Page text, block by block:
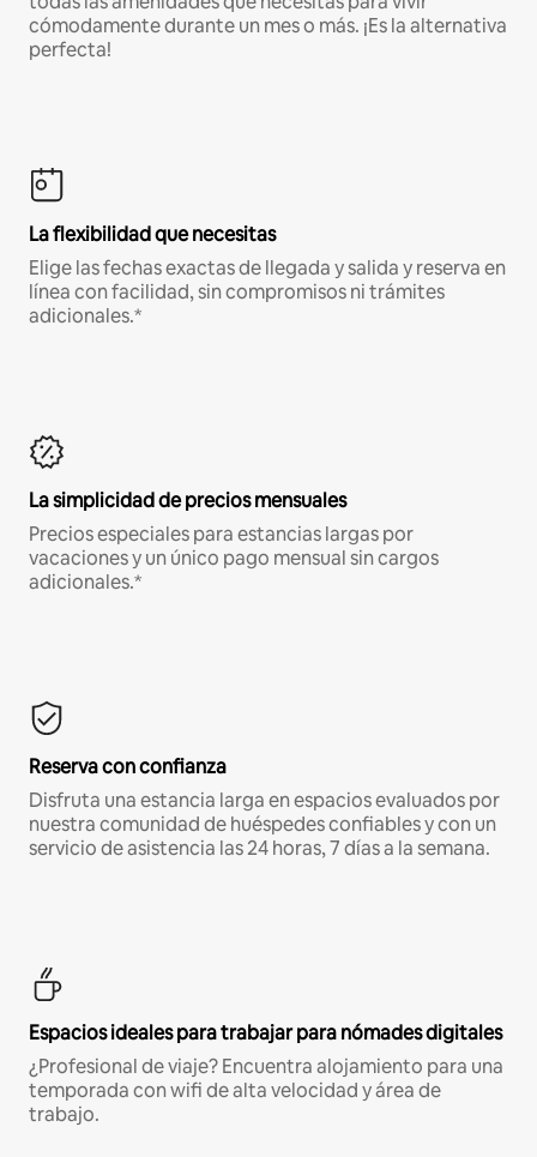
cómodamente durante un mes o más. ¡Es la alternativa
perfecta!
La flexibilidad que necesitas
Elige las fechas exactas de llegada y salida y reserva en
línea con facilidad, sin compromisos ni trámites
adicionales.*
La simplicidad de precios mensuales
Precios especiales para estancias largas por
vacaciones y un único pago mensual sin cargos
adicionales.*
Reserva con confianza
Disfruta una estancia larga en espacios evaluados por
nuestra comunidad de huéspedes confiables y con un
servicio de asistencia las 24 horas, 7 días a la semana.
Espacios ideales para trabajar para nómades digitales
¿Profesional de viaje? Encuentra alojamiento para una
temporada con wifi de alta velocidad y área de
trabajo.